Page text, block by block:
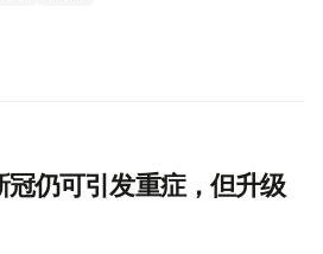
仍可引发重症，但升级